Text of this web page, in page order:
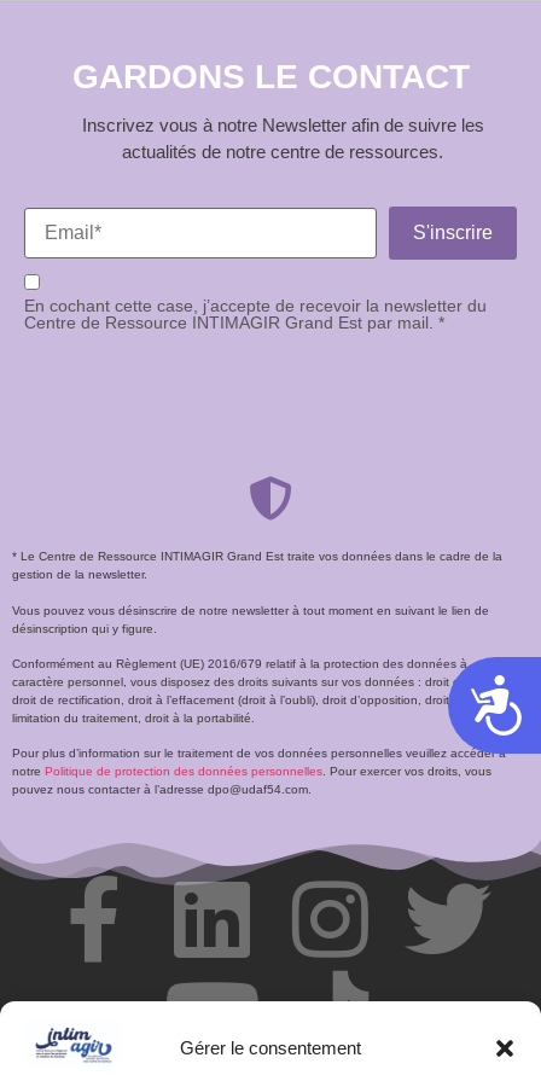
Gérer le consentement
GARDONS LE CONTACT
Inscrivez vous à notre Newsletter afin de suivre les
actualités de notre centre de ressources.
En cochant cette case, j’accepte de recevoir la newsletter du
Centre de Ressource INTIMAGIR Grand Est par mail. *
* Le Centre de Ressource INTIMAGIR Grand Est traite vos données dans le cadre de la
gestion de la newsletter.
Vous pouvez vous désinscrire de notre newsletter à tout moment en suivant le lien de
désinscription qui y figure.
Conformément au Règlement (UE) 2016/679 relatif à la protection des données à
caractère personnel, vous disposez des droits suivants sur vos données : droit d’accès,
droit de rectification, droit à l’effacement (droit à l’oubli), droit d’opposition, droit à la
limitation du traitement, droit à la portabilité.
Pour plus d’information sur le traitement de vos données personnelles veuillez accéder à
notre Politique de protection des données personnelles. Pour exercer vos droits, vous
pouvez nous contacter à l’adresse dpo@udaf54.com.